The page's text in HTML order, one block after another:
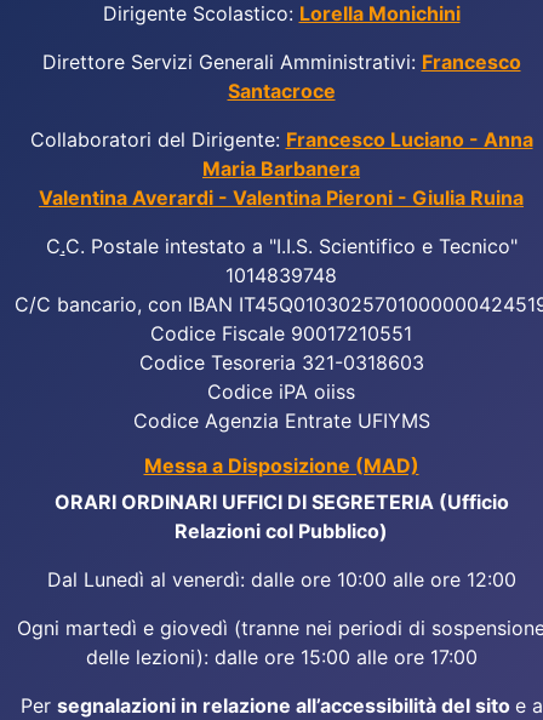
Dirigente Scolastico: Lorella Monichini
Direttore Servizi Generali Amministrativi: Francesco
Santacroce
Collaboratori del Dirigente: Francesco Luciano - Anna
Maria Barbanera
Valentina Averardi - Valentina Pieroni - Giulia Ruina
C.C. Postale intestato a "I.I.S. Scientifico e Tecnico"
1014839748
C/C bancario, con IBAN
Codice Fiscale 90017210551
Codice Tesoreria 321-0318603
Codice iPA oiiss
Codice Agenzia Entrate UFIYMS
Messa a Disposizione (MAD)
ORARI ORDINARI UFFICI DI SEGRETERIA (Ufficio
Relazioni col Pubblico)
Dal Lunedì al venerdì: dalle ore 10:00 alle ore 12:00
Ogni martedì e giovedì (tranne nei periodi di
delle lezioni): dalle ore 15:00 alle ore 17:00
Per segnalazioni in relazione all’accessibilità del sito e a